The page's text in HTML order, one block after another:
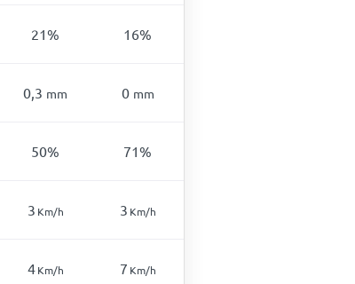
21% 16%
0,3 mm 0 mm
50% 71%
3 Km/h 3 Km/h
4 Km/h 7 Km/h